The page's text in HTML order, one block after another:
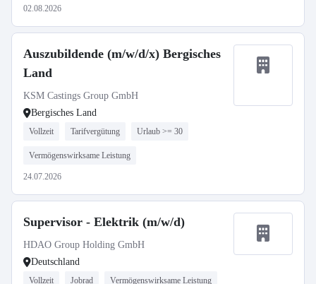
02.08.2026
Auszubildende (m/w/d/x) Bergisches
Land
KSM Castings Group GmbH
Bergisches Land
Vollzeit Tarifvergütung Urlaub >= 30
Vermögenswirksame Leistung
24.07.2026
Supervisor - Elektrik (m/w/d)
HDAO Group Holding GmbH
Deutschland
Vollzeit Jobrad Vermögenswirksame Leistung